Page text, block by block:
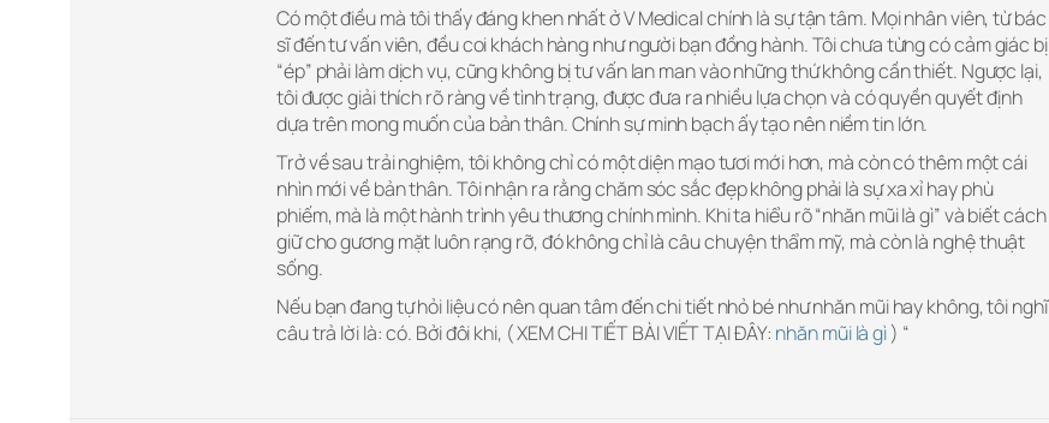
Có một điều mà tôi thấy đáng khen nhất ở V Medical chính là sự tận tâm. Mọi nhân viên, từ bác
sĩ đến tư vấn viên, đều coi khách hàng như người bạn đồng hành. Tôi chưa từng có cảm giác bị
“ép” phải làm dịch vụ, cũng không bị tư vấn lan man vào những thứ không cần thiết. Ngược lại,
tôi được giải thích rõ ràng về tình trạng, được đưa ra nhiều lựa chọn và có quyền quyết định
dựa trên mong muốn của bản thân. Chính sự minh bạch ấy tạo nên niềm tin lớn.
Trở về sau trải nghiệm, tôi không chỉ có một diện mạo tươi mới hơn, mà còn có thêm một cái
nhìn mới về bản thân. Tôi nhận ra rằng chăm sóc sắc đẹp không phải là sự xa xỉ hay phù
phiếm, mà là một hành trình yêu thương chính mình. Khi ta hiểu rõ “nhăn mũi là gì” và biết cách
giữ cho gương mặt luôn rạng rỡ, đó không chỉ là câu chuyện thẩm mỹ, mà còn là nghệ thuật
sống.
Nếu bạn đang tự hỏi liệu có nên quan tâm đến chi tiết nhỏ bé như nhăn mũi hay không, tôi nghĩ
câu trả lời là: có. Bởi đôi khi, ( XEM CHI TIẾT BÀI VIẾT TẠI ĐÂY: nhăn mũi là gì) “